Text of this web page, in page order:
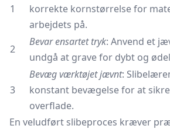
1
korrekte kornstørrelse for
arbejdets på.
2
Bevar ensartet tryk: Anvend et
undgå at grave for dybt og
3
Bevæg værktøjet jævnt:
konstant bevægelse for at
overflade.
En veludført slibeproces kræver